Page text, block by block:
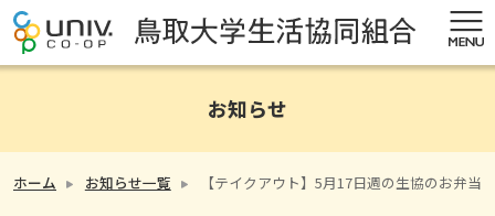
お知らせ
ホーム お知らせ一覧 【テイクアウト】5月17日週の生協のお弁当